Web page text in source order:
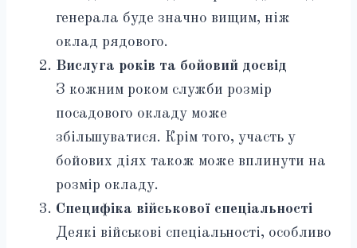
генерала буде значно вищим, ніж
оклад рядового.
Вислуга років та бойовий досвід
З кожним роком служби розмір
посадового окладу може
збільшуватися. Крім того, участь у
бойових діях також може вплинути на
розмір окладу.
Специфіка військової спеціальності
Деякі військові спеціальності, особливо